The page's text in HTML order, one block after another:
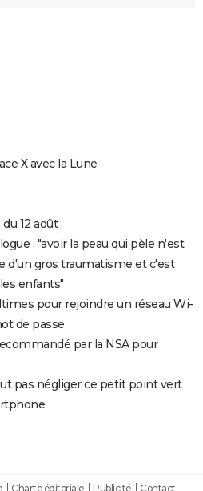
X avec la Lune
12 août
: "avoir la peau qui pèle n'est
d'un gros traumatisme et c'est
enfants"
pour rejoindre un réseau Wi-
de passe
par la NSA pour
pas négliger ce petit point vert
Charte éditoriale Publicité Contact